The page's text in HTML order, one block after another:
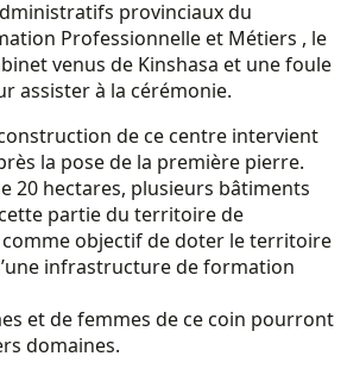
provinciaux du
Professionnelle et Métiers , le
venus de Kinshasa et une foule
assister à la cérémonie.
de ce centre intervient
la pose de la première pierre.
20 hectares, plusieurs bâtiments
partie du territoire de
objectif de doter le territoire
infrastructure de formation
et de femmes de ce coin pourront
domaines.